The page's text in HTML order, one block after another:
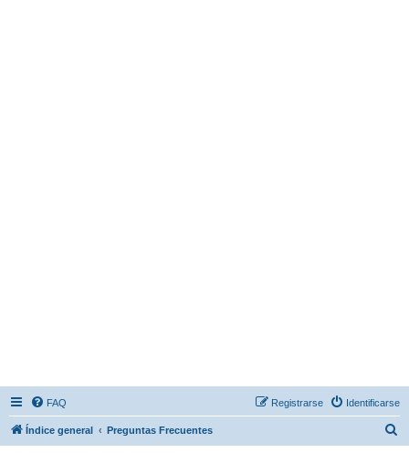
FAQ Identificarse
Registrarse
Índice general Preguntas Frecuentes